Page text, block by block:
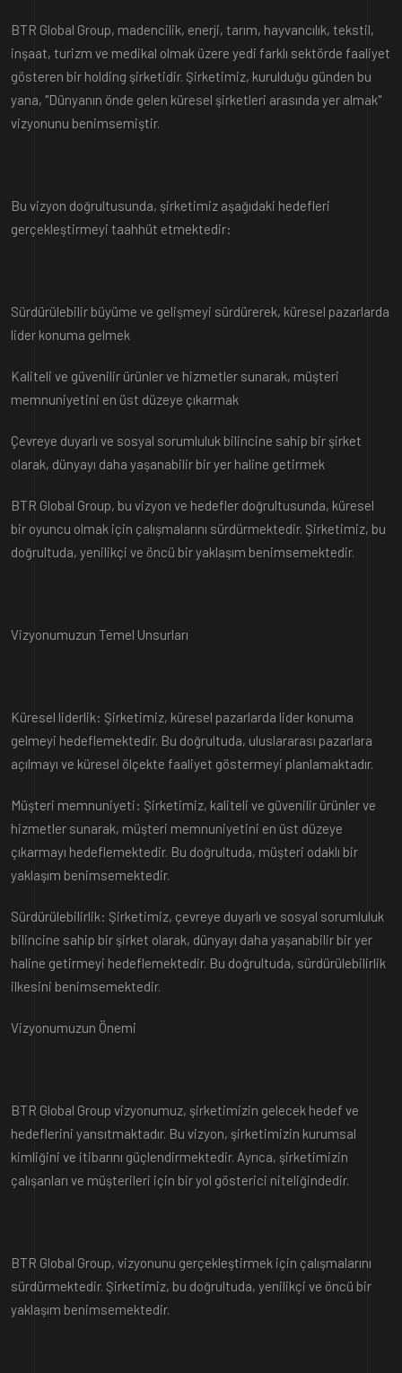
BTR Global Group, madencilik, enerji, tarım, hayvancılık, tekstil,
inşaat, turizm ve medikal olmak üzere yedi farklı sektörde faaliyet
gösteren bir holding şirketidir. Şirketimiz, kurulduğu günden bu
yana, "Dünyanın önde gelen küresel şirketleri arasında yer almak"
vizyonunu benimsemiştir.
Bu vizyon doğrultusunda, şirketimiz aşağıdaki hedefleri
gerçekleştirmeyi taahhüt etmektedir:
Sürdürülebilir büyüme ve gelişmeyi sürdürerek, küresel pazarlarda
lider konuma gelmek
Kaliteli ve güvenilir ürünler ve hizmetler sunarak, müşteri
memnuniyetini en üst düzeye çıkarmak
Çevreye duyarlı ve sosyal sorumluluk bilincine sahip bir şirket
olarak, dünyayı daha yaşanabilir bir yer haline getirmek
BTR Global Group, bu vizyon ve hedefler doğrultusunda, küresel
bir oyuncu olmak için çalışmalarını sürdürmektedir. Şirketimiz, bu
doğrultuda, yenilikçi ve öncü bir yaklaşım benimsemektedir.
Vizyonumuzun Temel Unsurları
Küresel liderlik: Şirketimiz, küresel pazarlarda lider konuma
gelmeyi hedeflemektedir. Bu doğrultuda, uluslararası pazarlara
açılmayı ve küresel ölçekte faaliyet göstermeyi planlamaktadır.
Müşteri memnuniyeti: Şirketimiz, kaliteli ve güvenilir ürünler ve
hizmetler sunarak, müşteri memnuniyetini en üst düzeye
çıkarmayı hedeflemektedir. Bu doğrultuda, müşteri odaklı bir
yaklaşım benimsemektedir.
Sürdürülebilirlik: Şirketimiz, çevreye duyarlı ve sosyal sorumluluk
bilincine sahip bir şirket olarak, dünyayı daha yaşanabilir bir yer
haline getirmeyi hedeflemektedir. Bu doğrultuda, sürdürülebilirlik
ilkesini benimsemektedir.
Vizyonumuzun Önemi
BTR Global Group vizyonumuz, şirketimizin gelecek hedef ve
hedeflerini yansıtmaktadır. Bu vizyon, şirketimizin kurumsal
kimliğini ve itibarını güçlendirmektedir. Ayrıca, şirketimizin
çalışanları ve müşterileri için bir yol gösterici niteliğindedir.
BTR Global Group, vizyonunu gerçekleştirmek için çalışmalarını
sürdürmektedir. Şirketimiz, bu doğrultuda, yenilikçi ve öncü bir
yaklaşım benimsemektedir.